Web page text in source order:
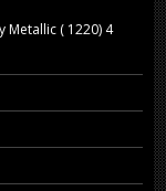
Metallic ( 1220) 4